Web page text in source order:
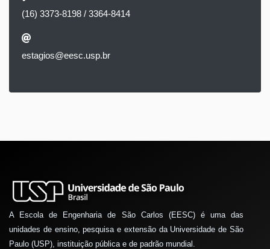
(16) 3373-8198 / 3364-8414
estagios@eesc.usp.br
A Escola de Engenharia de São Carlos (EESC) é uma das
unidades de ensino, pesquisa e extensão da Universidade de São
Paulo (USP), instituição pública e de padrão mundial.